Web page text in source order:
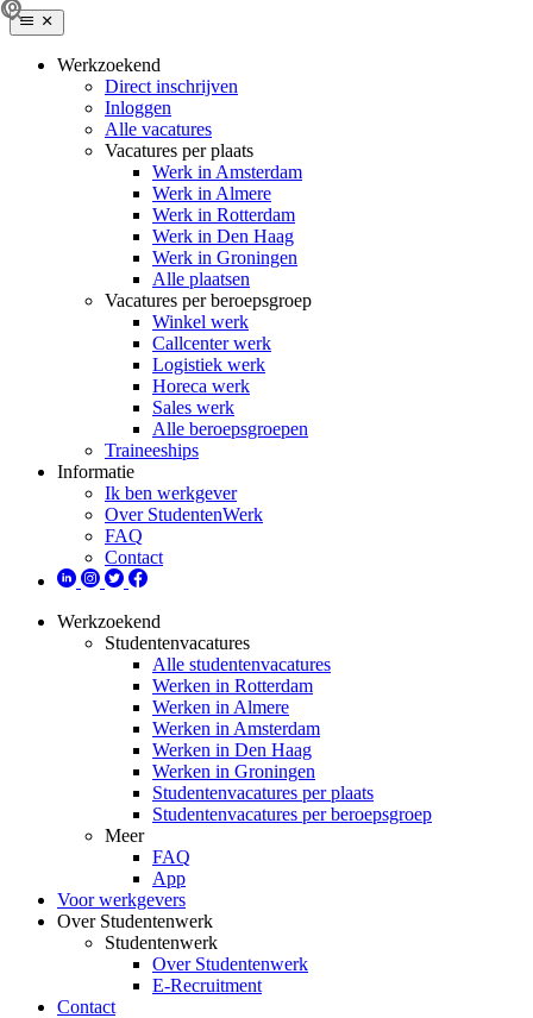
Werkzoekend
Direct inschrijven
Inloggen
Alle vacatures
Vacatures per plaats
Werk in Amsterdam
Werk in Almere
Werk in Rotterdam
Werk in Den Haag
Werk in Groningen
Alle plaatsen
Vacatures per beroepsgroep
Winkel werk
Callcenter werk
Logistiek werk
Horeca werk
Sales werk
Alle beroepsgroepen
Traineeships
Informatie
Ik ben werkgever
Over StudentenWerk
FAQ
Contact
Werkzoekend
Studentenvacatures
Alle studentenvacatures
Werken in Rotterdam
Werken in Almere
Werken in Amsterdam
Werken in Den Haag
Werken in Groningen
Studentenvacatures per plaats
Studentenvacatures per beroepsgroep
Meer
FAQ
App
Voor werkgevers
Over Studentenwerk
Studentenwerk
Over Studentenwerk
E-Recruitment
Contact